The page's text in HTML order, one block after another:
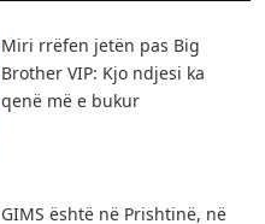
Miri rrëfen jetën pas Big
Brother VIP: Kjo ndjesi ka
qenë më e bukur
GIMS është në Prishtinë, në